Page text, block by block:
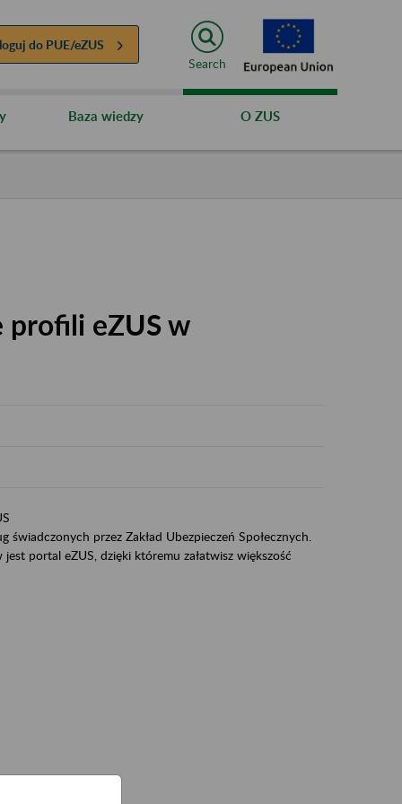
do PUE/eZUS
Search
Baza wiedzy O ZUS
profili eZUS w
przez Zakład Ubezpieczeń Społecznych.
portal eZUS, dzięki któremu załatwisz większość